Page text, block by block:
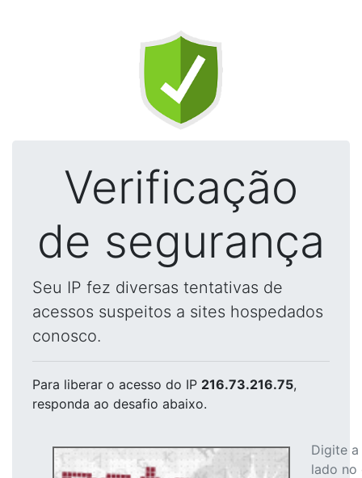
Verificação
de segurança
Seu IP fez diversas tentativas de
acessos suspeitos a sites hospedados
conosco.
Para liberar o acesso do IP 216.73.216.75,
responda ao desafio abaixo.
Digite
lado no